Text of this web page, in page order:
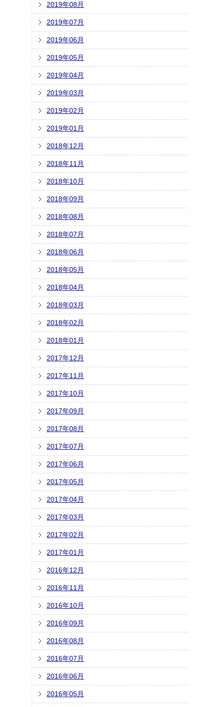
2019年08月
2019年07月
2019年06月
2019年05月
2019年04月
2019年03月
2019年02月
2019年01月
2018年12月
2018年11月
2018年10月
2018年09月
2018年08月
2018年07月
2018年06月
2018年05月
2018年04月
2018年03月
2018年02月
2018年01月
2017年12月
2017年11月
2017年10月
2017年09月
2017年08月
2017年07月
2017年06月
2017年05月
2017年04月
2017年03月
2017年02月
2017年01月
2016年12月
2016年11月
2016年10月
2016年09月
2016年08月
2016年07月
2016年06月
2016年05月